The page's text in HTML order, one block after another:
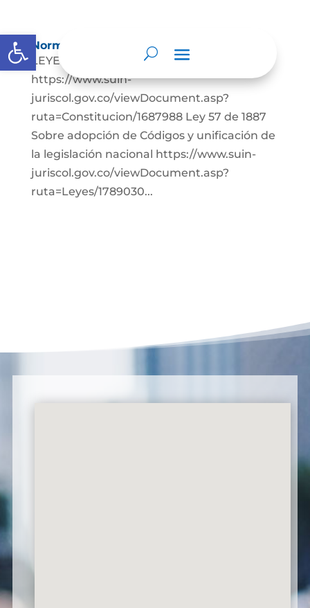
Abrir barra de herramientas
Normatividad
LEYES: Constitución Política de Colombia.
https://www.suin-
juriscol.gov.co/viewDocument.asp?
ruta=Constitucion/1687988 Ley 57 de 1887
Sobre adopción de Códigos y unificación de
la legislación nacional https://www.suin-
juriscol.gov.co/viewDocument.asp?
ruta=Leyes/1789030...